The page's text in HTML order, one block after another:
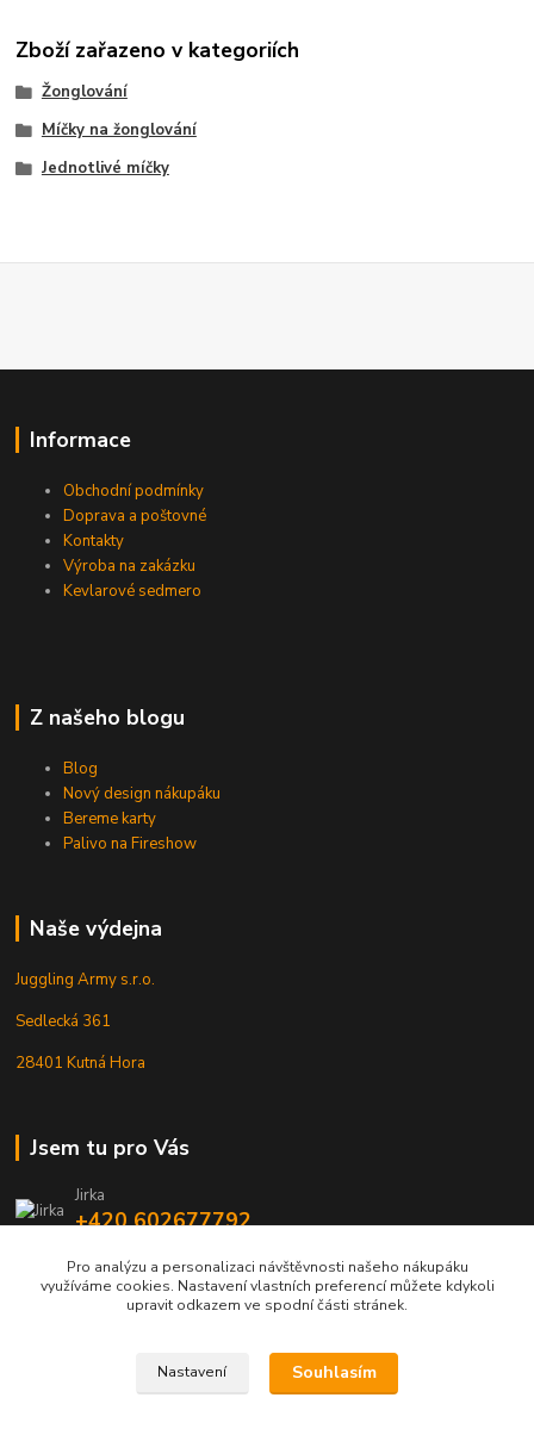
Zboží zařazeno v kategoriích
Žonglování
Míčky na žonglování
Jednotlivé míčky
Informace
Obchodní podmínky
Doprava a poštovné
Kontakty
Výroba na zakázku
Kevlarové sedmero
Z našeho blogu
Blog
Nový design nákupáku
Bereme karty
Palivo na Fireshow
Naše výdejna
Juggling Army s.r.o.
Sedlecká 361
28401 Kutná Hora
Jsem tu pro Vás
Jirka
+420 602677792
info@jarmy.cz
Pro analýzu a personalizaci návštěvnosti našeho nákupáku
využíváme cookies. Nastavení vlastních preferencí můžete kdykoli
upravit odkazem ve spodní části stránek.
Nastavení Souhlasím